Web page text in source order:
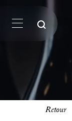
Retour